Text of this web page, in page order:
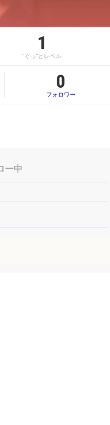
1
“ぐっ”とレベル
0
フォロワー
ー中